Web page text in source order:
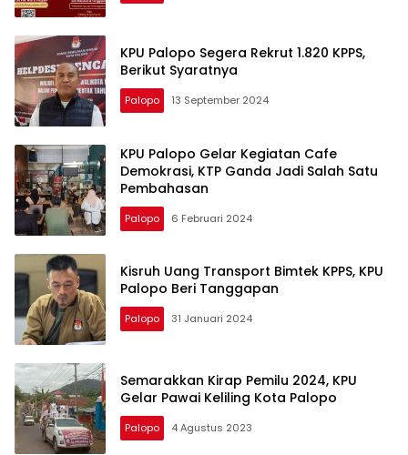
KPU Palopo Segera Rekrut 1.820 KPPS,
Berikut Syaratnya
Palopo 13 September 2024
KPU Palopo Gelar Kegiatan Cafe
Demokrasi, KTP Ganda Jadi Salah Satu
Pembahasan
Palopo 6 Februari 2024
Kisruh Uang Transport Bimtek KPPS, KPU
Palopo Beri Tanggapan
Palopo 31 Januari 2024
Semarakkan Kirap Pemilu 2024, KPU
Gelar Pawai Keliling Kota Palopo
Palopo 4 Agustus 2023